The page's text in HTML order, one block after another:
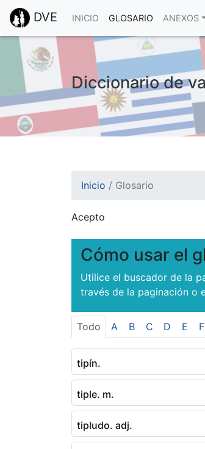
DVE INICIO GLOSARIO ANEXOS
Diccionario de
Inicio / Glosario
Acepto
Esto nos ayuda a
Cómo usar el
Utilice el buscador de la
través de la paginación o
Todo A B C D E F
tipín.
tiple. m.
tipludo. adj.